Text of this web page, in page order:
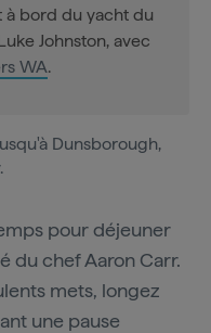
à bord du yacht du
Johnston, avec
WA.
Dunsborough,
pour déjeuner
du chef Aaron Carr.
mets, longez
une pause